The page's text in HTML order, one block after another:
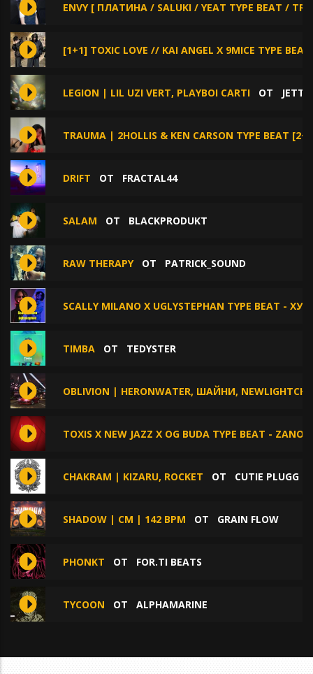
ENVY [ ПЛАТИНА / SALUKI / YEAT TYPE BEAT /
[1+1] TOXIC LOVE // KAI ANGEL X 9MICE TYPE BEAT
LEGION | LIL UZI VERT, PLAYBOI CARTI ОТ
TRAUMA | 2HOLLIS & KEN CARSON TYPE BEAT
DRIFT ОТ FRACTAL44
SALAM ОТ BLACKPRODUKT
RAW THERAPYОТ PATRICK_SOUND
SCALLY MILANO X UGLYSTEPHAN TYPE BEAT -
TIMBA ОТ TEDYSTER
OBLIVION | HERONWATER, ШАЙНИ,
TOXIS X NEW JAZZ X OG BUDA TYPE BEAT -
CHAKRAM | KIZARU, ROCKET ОТ CUTIE PLUGG
SHADOW | CM | 142 BPM ОТ GRAIN FLOW
PHONKT ОТ FOR.TI BEATS
TYCOON ОТ ALPHAMARINE